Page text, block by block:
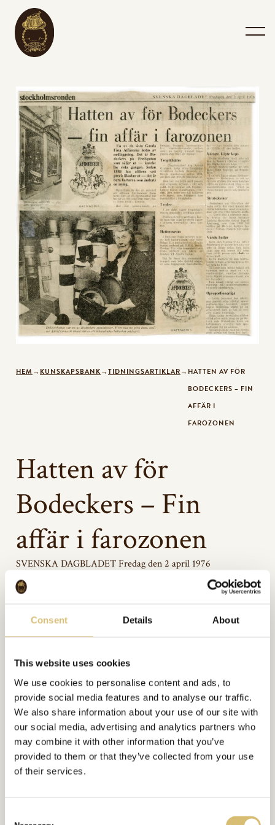
Consent Details About
This website uses cookies
We use cookies to personalise content and ads, to
provide social media features and to analyse our traffic.
We also share information about your use of our site with
our social media, advertising and analytics partners who
may combine it with other information that you’ve
provided to them or that they’ve collected from your use
of their services.
HEM → KUNSKAPSBANK→TIDNINGSARTIKLAR→ HATTEN AV FÖR
BODECKERS – FIN
AFFÄR I
FAROZONEN
Hatten av för
Bodeckers – Fin
affär i farozonen
SVENSKA DAGBLADET Fredag den 2 april 1976
Bildgalleri
Inkluderat i:
Tidningsartiklar
Url:
https://sverigeshattmakareforening.se/kunskapsbank/hatten-av-for-
bodeckers-fin-affar-i-farozonen/
GÅ TILLBAKA